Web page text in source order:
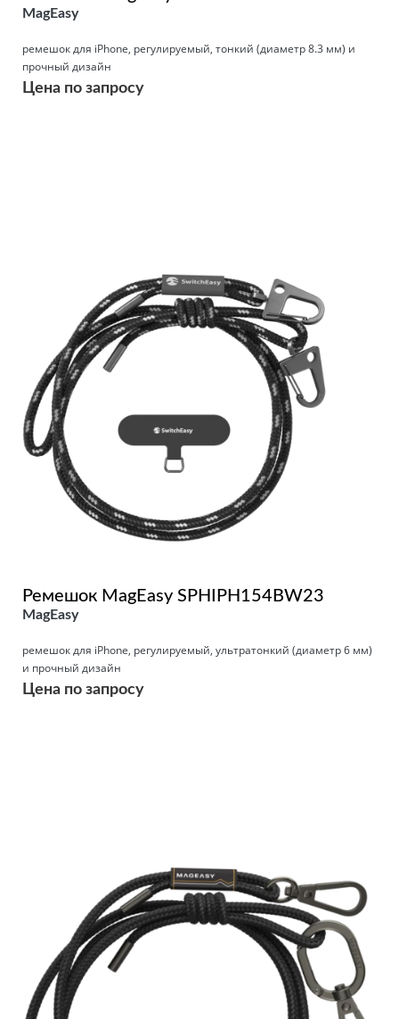
MagEasy
ремешок для iPhone, регулируемый, тонкий (диаметр 8.3 мм) и
прочный дизайн
Цена по запросу
Ремешок MagEasy SPHIPH154BW23
MagEasy
ремешок для iPhone, регулируемый, ультратонкий (диаметр 6 мм)
и прочный дизайн
Цена по запросу